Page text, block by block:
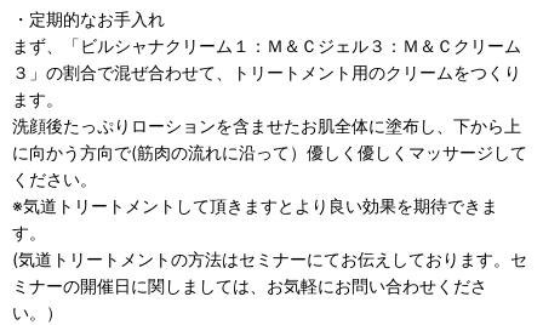
・定期的なお手入れ
まず、「ビルシャナクリーム１：Ｍ＆Ｃジェル３：Ｍ＆Ｃクリーム
３」の割合で混ぜ合わせて、トリートメント用のクリームをつくり
ます。
洗顔後たっぷりローションを含ませたお肌全体に塗布し、下から上
に向かう方向で(筋肉の流れに沿って）優しく優しくマッサージして
ください。
※気道トリートメントして頂きますとより良い効果を期待できま
す。
(気道トリートメントの方法はセミナーにてお伝えしております。セ
ミナーの開催日に関しましては、お気軽にお問い合わせくださ
い。）